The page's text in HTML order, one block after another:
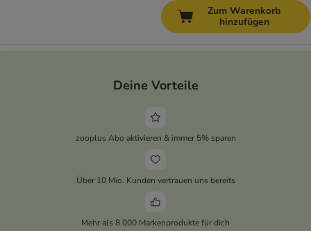
Zum Warenkorb
hinzufügen
Deine Vorteile
zooplus Abo aktivieren & immer 5% sparen
Über 10 Mio. Kunden vertrauen uns bereits
Mehr als 8.000 Markenprodukte für dich